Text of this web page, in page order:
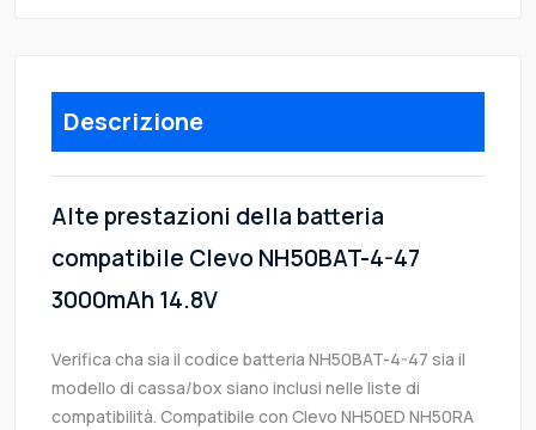
Descrizione
Alte prestazioni della batteria
compatibile Clevo NH50BAT-4-47
3000mAh 14.8V
Verifica cha sia il codice batteria NH50BAT-4-47 sia il
modello di cassa/box siano inclusi nelle liste di
compatibilità. Compatibile con Clevo NH50ED NH50RA